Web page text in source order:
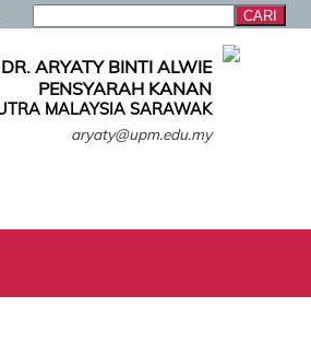
DR. ARYATY BINTI ALWIE
PENSYARAH KANAN
MALAYSIA SARAWAK
aryaty@upm.edu.my